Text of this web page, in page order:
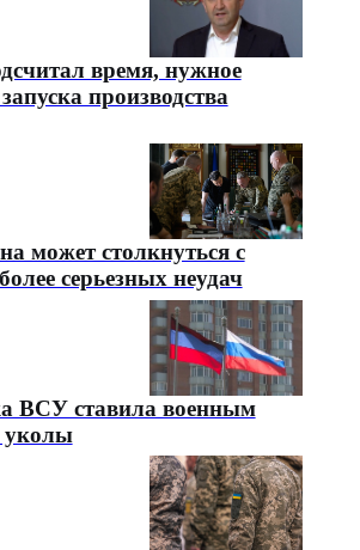
время, нужное
производства
может столкнуться с
серьезных неудач
ВСУ ставила военным
уколы